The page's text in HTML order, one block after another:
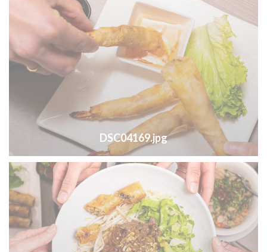
DSC04169.jpg